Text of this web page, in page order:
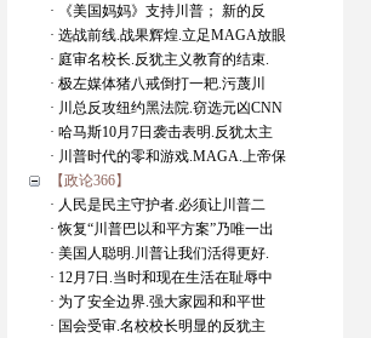
· 《美国妈妈》支持川普； 新的反
· 选战前线.战果辉煌.立足MAGA放眼
· 庭审名校长.反犹主义教育的结束.
· 极左媒体猪八戒倒打一耙.污蔑川
· 川总反攻纽约黑法院.窃选元凶CNN
· 哈马斯10月7日袭击表明.反犹太主
· 川普时代的零和游戏.MAGA.上帝保
【政论366】
· 人民是民主守护者.必须让川普二
· 恢复“川普巴以和平方案”乃唯一出
· 美国人聪明.川普让我们活得更好.
· 12月7日.当时和现在生活在耻辱中
· 为了安全边界.强大家园和和平世
· 国会受审.名校校长明显的反犹主